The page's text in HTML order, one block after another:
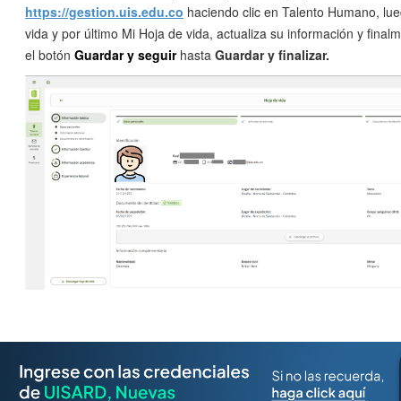
https://gestion.uis.edu.co haciendo clic en Talento Humano,
vida y por último Mi Hoja de vida, actualiza su información y
el botón Guardar y seguirhasta Guardar y finalizar.